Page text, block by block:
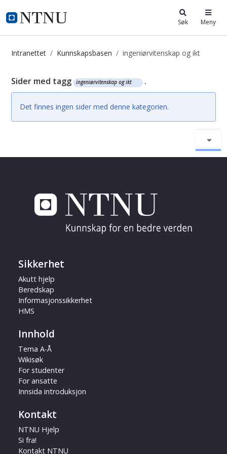
i.ntnu.no Søk Meny
Intranettet Kunnskapsbasen ingeniørvitenskap og ikt
Kunnskapsbasen
Sider med tagg ingeniørvitenskap og ikt .
Det finnes ingen sider med denne kategorien.
Sikkerhet
Akutt hjelp
Beredskap
Informasjonssikkerhet
HMS
Innhold
Tema A-Å
Wikisøk
For studenter
For ansatte
Innsida introduksjon
Kontakt
NTNU Hjelp
Si fra!
Kontakt NTNU